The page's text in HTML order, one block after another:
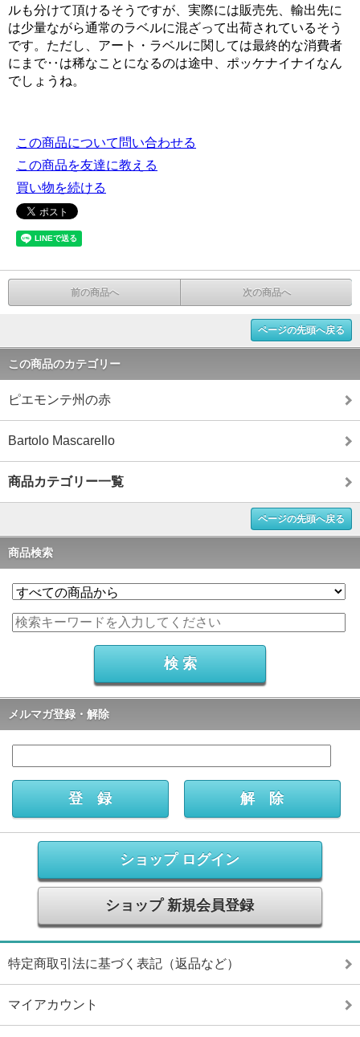
ルも分けて頂けるそうですが、実際には販売先、輸出先に
は少量ながら通常のラベルに混ざって出荷されているそう
です。ただし、アート・ラベルに関しては最終的な消費者
にまで‥は稀なことになるのは途中、ポッケナイナイなん
でしょうね。
この商品について問い合わせる
この商品を友達に教える
買い物を続ける
前の商品へ 次の商品へ
ページの先頭へ戻る
この商品のカテゴリー
ピエモンテ州の赤
Bartolo Mascarello
商品カテゴリー一覧
ページの先頭へ戻る
商品検索
メルマガ登録・解除
ショップ ログイン
ショップ 新規会員登録
特定商取引法に基づく表記（返品など）
マイアカウント